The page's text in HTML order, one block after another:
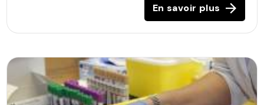
En savoir plus